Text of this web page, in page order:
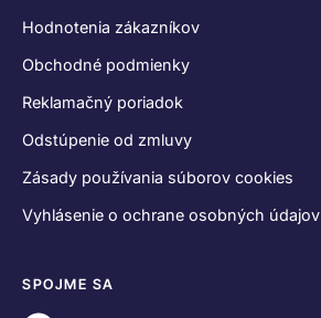
Hodnotenia zákazníkov
Obchodné podmienky
Reklamačný poriadok
Odstúpenie od zmluvy
Zásady používania súborov cookies
Vyhlásenie o ochrane osobných údajov
SPOJME SA